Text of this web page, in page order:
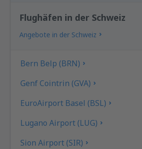
Flughäfen in der Schweiz
Angebote in der Schweiz
Bern Belp (BRN)
Genf Cointrin (GVA)
EuroAirport Basel (BSL)
Lugano Airport (LUG)
Sion Airport (SIR)